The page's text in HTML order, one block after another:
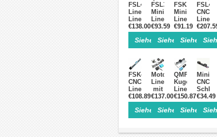
FSL40
Linearführung
Linearführungsschiene
50-
1000mm
mit
Nema
Schrittmotor
Linearschiene
€138.00
Siehe Einzelheiten>
FSL30
Miniatur-
Linearführung
Linearschiene
mit
Schlitten
50-
mit
Nema
14
Schrittmotor
€93.59
Siehe
FSK30J
Miniatur-
Linearführung
CNC
Linearschiene
50–
500mm
Nema
14
Schrittmotor
€91.19
Siehe
FSL40
CNC
mit
NEMA
23
FSK40J
CNC
Linearführung
Linearschiene
50-
1000mm
mit
23
€108.89
Siehe Einzelheiten>
Motorisierte
Lineartisch
mit
Kugelgewindetrieb
und
Closed
Loop
23
€137.00
Siehe
QMF40
mit
Schrittmotor
und
€150.87
Siehe
Mini
CNC-
mit
1mm
0,07
€34.49